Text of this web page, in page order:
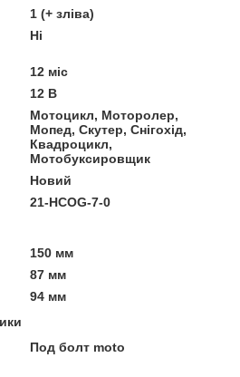
1 (+ зліва)
Ні
12 міс
12 В
Мотоцикл, Моторолер,
Мопед, Скутер, Снігохід,
Квадроцикл,
Мотобуксировщик
Новий
21-HCOG-7-0
150 мм
87 мм
94 мм
Под болт moto